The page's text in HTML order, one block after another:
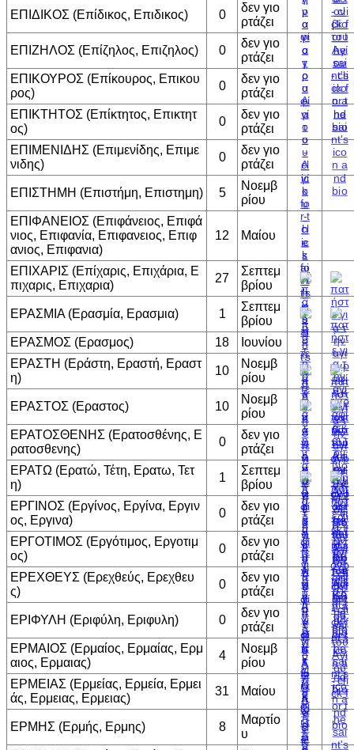
ΕΠΙΔΙΚΟΣ (Επίδικος, Επιδικος) 0
δεν γιο
ρτάζει
ΕΠΙΖΗΛΟΣ (Επίζηλος, Επιζηλος) 0
δεν γιο
ρτάζει
ΕΠΙΚΟΥΡΟΣ (Επίκουρος, Επικου
ρος)
0
δεν γιο
ρτάζει
ΕΠΙΚΤΗΤΟΣ (Επίκτητος, Επικτητ
ος)
0
δεν γιο
ρτάζει
ΕΠΙΜΕΝΙΔΗΣ (Επιμενίδης, Επιμε
νιδης)
0
δεν γιο
ρτάζει
ΕΠΙΣΤΗΜΗ (Επιστήμη, Επιστημη) 5
Νοεμβ
ρίου
ΕΠΙΦΑΝΕΙΟΣ (Επιφάνειος, Επιφά
νιος, Επιφανία, Επιφανειος, Επιφ
ανιος, Επιφανια)
12 Μαίου
ΕΠΙΧΑΡΙΣ (Επίχαρις, Επιχάρια, Ε
πιχαρις, Επιχαρια)
27
Σεπτεμ
βρίου
ΕΡΑΣΜΙΑ (Ερασμία, Ερασμια) 1
Σεπτεμ
βρίου
ΕΡΑΣΜΟΣ (Ερασμος)
18
Ιουνίου
ΕΡΑΣΤΗ (Εράστη, Εραστή, Εραστ
η)
10
Νοεμβ
ρίου
ΕΡΑΣΤΟΣ (Εραστος) 10
Νοεμβ
ρίου
ΕΡΑΤΟΣΘΕΝΗΣ (Ερατοσθένης, Ε
ρατοσθενης)
0
δεν γιο
ρτάζει
ΕΡΑΤΩ (Ερατώ, Τέτη, Ερατω, Τετ
η)
1
Σεπτεμ
βρίου
ΕΡΓΙΝΟΣ (Εργίνος, Εργίνα, Εργιν
ος, Εργινα)
0
δεν γιο
ρτάζει
ΕΡΓΟΤΙΜΟΣ (Εργότιμος, Εργοτιμ
ος)
0
δεν γιο
ρτάζει
ΕΡΕΧΘΕΥΣ (Ερεχθεύς, Ερεχθευ
ς)
0
δεν γιο
ρτάζει
ΕΡΙΦΥΛΗ (Εριφύλη, Εριφυλη) 0
δεν γιο
ρτάζει
ΕΡΜΑΙΟΣ (Ερμαίος, Ερμαίας, Ερμ
αιος, Ερμαιας)
4
Νοεμβ
ρίου
ΕΡΜΕΙΑΣ (Ερμείας, Ερμεία, Ερμει
άς, Ερμειας, Ερμειας)
31 Μαίου
ΕΡΜΗΣ (Ερμής, Ερμης) 8
Μαρτίο
υ